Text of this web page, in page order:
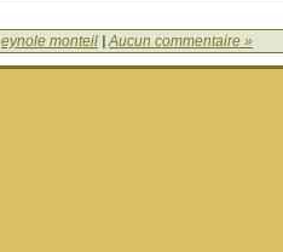
eynole monteil |Aucun commentaire »